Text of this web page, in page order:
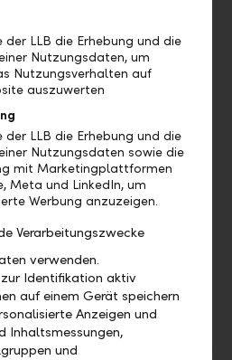
zwei Schritten
sich – vorbehaltlich der
kartellrechtlichen
In einem ersten Schritt
übernimmt die LLB die
Übernahme umfasst
Grössenordnung von
Mia. (30.06.2017), womit das
Gruppe auf über CHF 75
Schritt im September
Constantia mit der LLB
Landesbank
Dr. Gabriel Brenna
der fusionierten
CEO. Zur
2019 ist ein Wechsel
der LLB die Erhebung und die
Nutzungsdaten, um
Nutzungsverhalten auf
auszuwerten
der LLB die Erhebung und die
Nutzungsdaten sowie die
mit Marketingplattformen
Meta und LinkedIn, um
Werbung anzuzeigen.
Verarbeitungszwecke
verwenden.
Identifikation aktiv
auf einem Gerät speichern
Anzeigen und
Inhaltsmessungen,
und